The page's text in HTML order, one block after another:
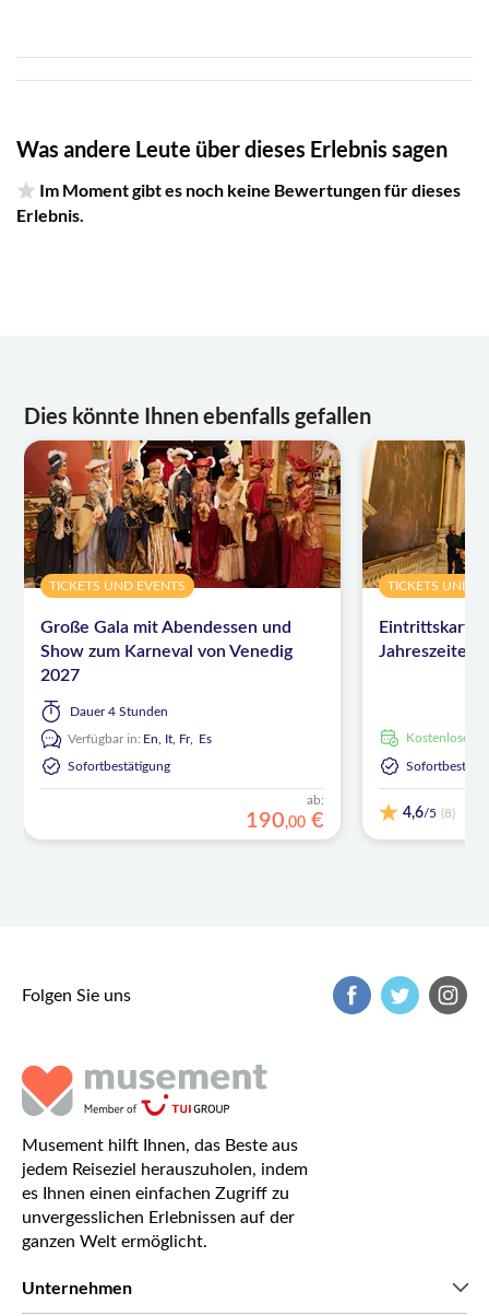
Was andere Leute über dieses Erlebnis sagen
Im Moment gibt es noch keine Bewertungen für dieses
Erlebnis.
Dies könnte Ihnen ebenfalls gefallen
TICKETS UND EVENTS
Große Gala mit Abendessen und
Show zum Karneval von Venedig
2027
Dauer 4 Stunden
Verfügbar in: En, It, Fr, Es
Sofortbestätigung
ab:
190,00 €
TICKETS UND
Jahreszeiten
kostenlose
4,6/5 (8)
Folgen Sie uns
Musement hilft Ihnen, das Beste aus
jedem Reiseziel herauszuholen, indem
es Ihnen einen einfachen Zugriff zu
unvergesslichen Erlebnissen auf der
ganzen Welt ermöglicht.
Unternehmen